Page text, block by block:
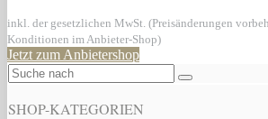
inkl. der gesetzlichen MwSt. (Preisänderungen
Konditionen im Anbieter-Shop)
Jetzt zum Anbietershop
SHOP-KATEGORIEN